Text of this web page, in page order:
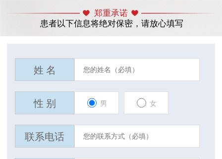
郑重承诺
患者以下信息将绝对保密，请放心填写
姓 名
性 别 男 女
联系电话